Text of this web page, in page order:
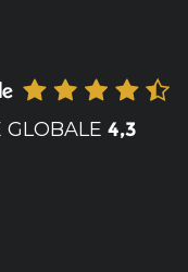
GLOBALE 4,3